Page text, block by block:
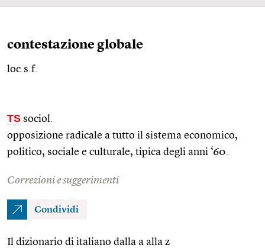
contestazione globale
loc.s.f.
TS sociol.
opposizione radicale a tutto il sistema economico,
politico, sociale e culturale, tipica degli anni ‘60.
Correzioni e suggerimenti
Condividi
Il dizionario di italiano dalla a alla z